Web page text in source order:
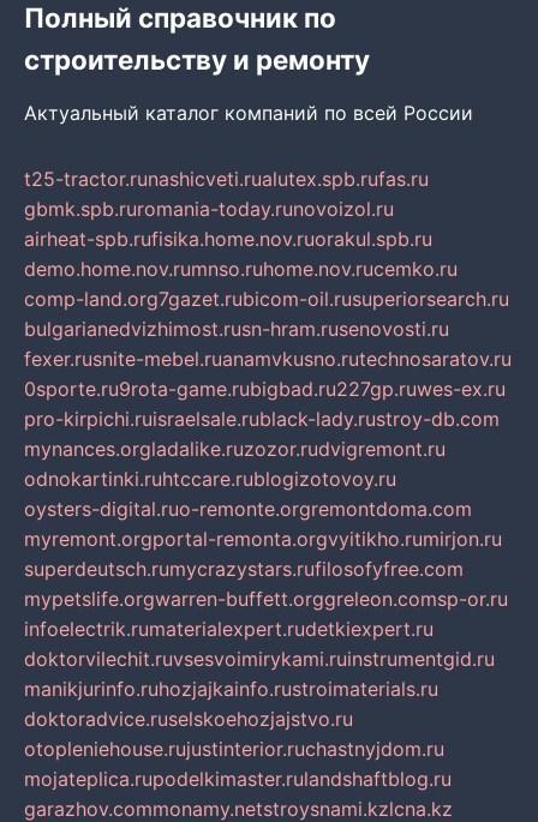
Полный справочник по
строительству и ремонту
Актуальный каталог компаний по всей России
t25-tractor.runashicveti.rualutex.spb.rufas.ru
gbmk.spb.ruromania-today.runovoizol.ru
airheat-spb.rufisika.home.nov.ruorakul.spb.ru
demo.home.nov.rumnso.ruhome.nov.rucemko.ru
comp-land.org7gazet.rubicom-oil.rusuperiorsearch.ru
bulgarianedvizhimost.rusn-hram.rusenovosti.ru
fexer.rusnite-mebel.ruanamvkusno.rutechnosaratov.ru
0sporte.ru9rota-game.rubigbad.ru227gp.ruwes-ex.ru
pro-kirpichi.ruisraelsale.rublack-lady.rustroy-db.com
mynances.orgladalike.ruzozor.rudvigremont.ru
odnokartinki.ruhtccare.rublogizotovoy.ru
oysters-digital.ruo-remonte.orgremontdoma.com
myremont.orgportal-remonta.orgvyitikho.rumirjon.ru
superdeutsch.rumycrazystars.rufilosofyfree.com
mypetslife.orgwarren-buffett.orggreleon.comsp-or.ru
infoelectrik.rumaterialexpert.rudetkiexpert.ru
doktorvilechit.ruvsesvoimirykami.ruinstrumentgid.ru
manikjurinfo.ruhozjajkainfo.rustroimaterials.ru
doktoradvice.ruselskoehozjajstvo.ru
otopleniehouse.rujustinterior.ruchastnyjdom.ru
mojateplica.rupodelkimaster.rulandshaftblog.ru
garazhov.commonamy.netstroysnami.kzlcna.kz